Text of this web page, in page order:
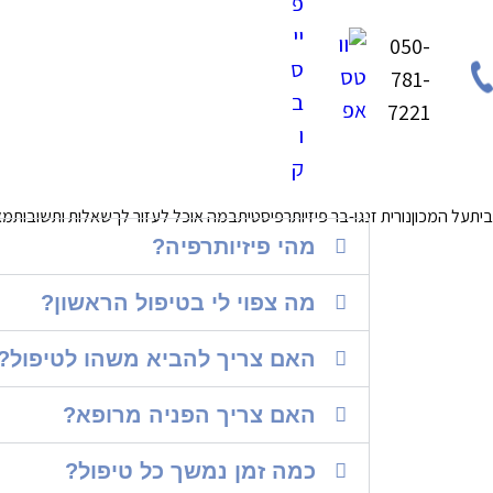
050-
781-
7221
ביתעל המכוןנורית זנגו-בר פיזיותרפיסטיתבמה אוכל לעזור לךשאלות ותשובות
מהי פיזיותרפיה?
מה צפוי לי בטיפול הראשון?
האם צריך להביא משהו
האם צריך הפניה מרופא?
כמה זמן נמשך כל טיפול?